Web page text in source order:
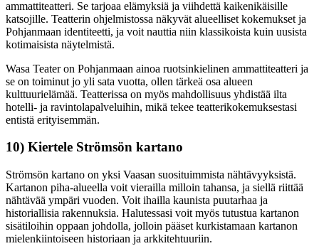
ammattiteatteri. Se tarjoaa elämyksiä ja viihdettä kaikenikäisille
katsojille. Teatterin ohjelmistossa näkyvät alueelliset kokemukset ja
Pohjanmaan identiteetti, ja voit nauttia niin klassikoista kuin uusista
kotimaisista näytelmistä.
Wasa Teater on Pohjanmaan ainoa ruotsinkielinen ammattiteatteri ja
se on toiminut jo yli sata vuotta, ollen tärkeä osa alueen
kulttuurielämää. Teatterissa on myös mahdollisuus yhdistää ilta
hotelli- ja ravintolapalveluihin, mikä tekee teatterikokemuksestasi
entistä erityisemmän.
10) Kiertele Strömsön kartano
Strömsön kartano on yksi Vaasan suosituimmista nähtävyyksistä.
Kartanon piha-alueella voit vierailla milloin tahansa, ja siellä riittää
nähtävää ympäri vuoden. Voit ihailla kaunista puutarhaa ja
historiallisia rakennuksia. Halutessasi voit myös tutustua kartanon
sisätiloihin oppaan johdolla, jolloin pääset kurkistamaan kartanon
mielenkiintoiseen historiaan ja arkkitehtuuriin.